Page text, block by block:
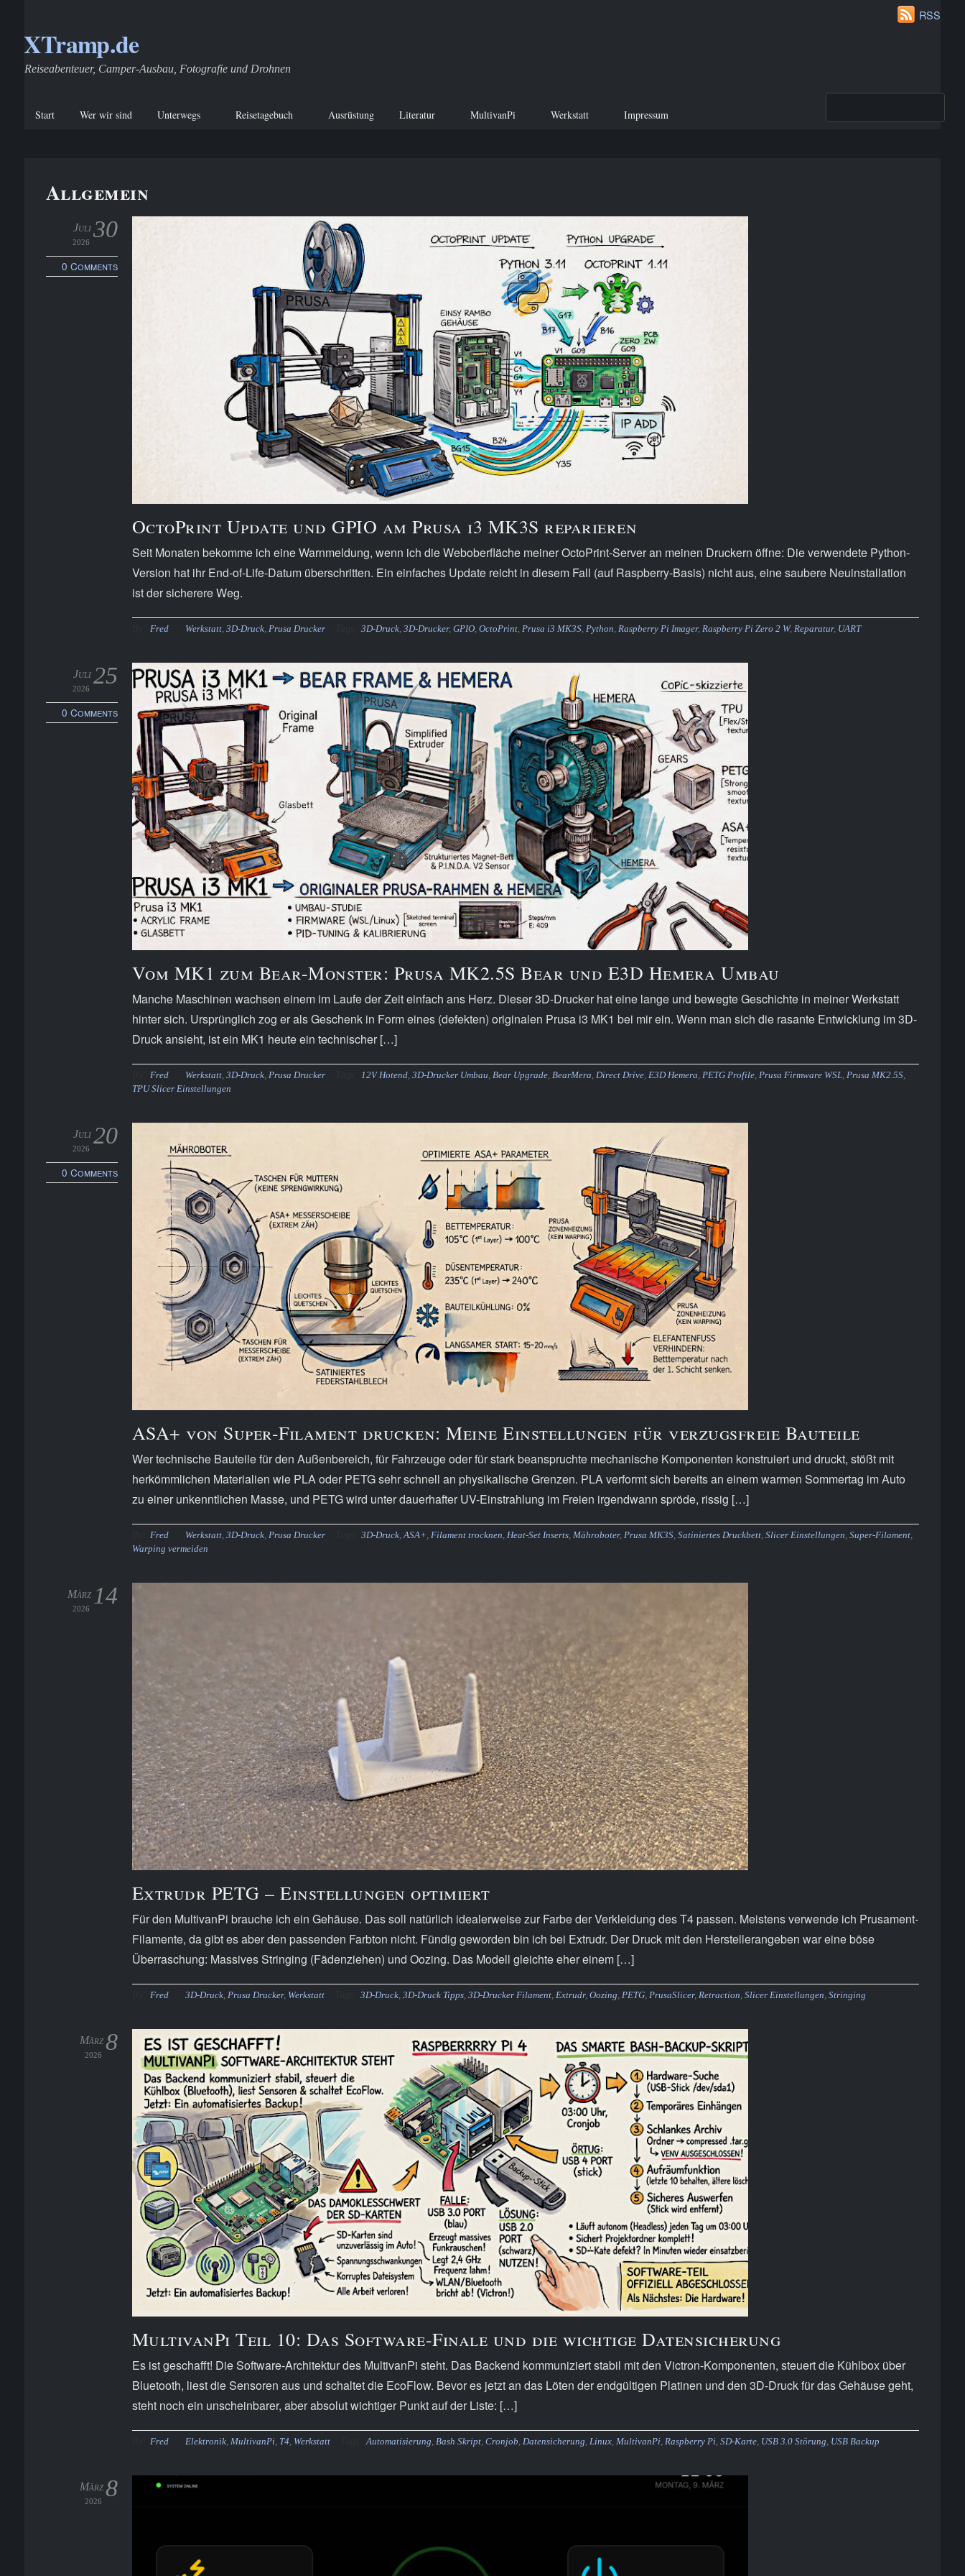
XTramp.de
Reiseabenteuer, Camper-Ausbau, Fotografie und Drohnen
Start Wer wir sind Unterwegs Reisetagebuch Ausrüstung Literatur MultivanPi Werkstatt Impressum
RSS
Allgemein
30
Juli
2026
0 Comments
OctoPrint Update und GPIO am Prusa i3 MK3S reparieren
Seit Monaten bekomme ich eine Warnmeldung, wenn ich die Weboberfläche meiner OctoPrint-Server an meinen Druckern öffne: Die verwendete Python-
Version hat ihr End-of-Life-Datum überschritten. Ein einfaches Update reicht in diesem Fall (auf Raspberry-Basis) nicht aus, eine saubere Neuinstallation
ist der sicherere Weg.
Fred Werkstatt,3D-Druck,Prusa Drucker 3D-Druck, 3D-Drucker, GPIO, OctoPrint, Prusa i3 MK3S, Python, Raspberry Pi Imager, Raspberry Pi Zero 2 W, Reparatur, UART
25
Juli
2026
0 Comments
Vom MK1 zum Bear-Monster: Prusa MK2.5S Bear und E3D Hemera Umbau
Manche Maschinen wachsen einem im Laufe der Zeit einfach ans Herz. Dieser 3D-Drucker hat eine lange und bewegte Geschichte in meiner Werkstatt
hinter sich. Ursprünglich zog er als Geschenk in Form eines (defekten) originalen Prusa i3 MK1 bei mir ein. Wenn man sich die rasante Entwicklung im 3D-
Druck ansieht, ist ein MK1 heute ein technischer […]
Fred Werkstatt,3D-Druck,Prusa Drucker 12V Hotend, 3D-Drucker Umbau, Bear Upgrade, BearMera, Direct Drive, E3D Hemera, PETG Profile, Prusa Firmware WSL, Prusa MK2.5S,
TPU Slicer Einstellungen
20
Juli
2026
0 Comments
ASA+ von Super-Filament drucken: Meine Einstellungen für verzugsfreie Bauteile
Wer technische Bauteile für den Außenbereich, für Fahrzeuge oder für stark beanspruchte mechanische Komponenten konstruiert und druckt, stößt mit
herkömmlichen Materialien wie PLA oder PETG sehr schnell an physikalische Grenzen. PLA verformt sich bereits an einem warmen Sommertag im Auto
zu einer unkenntlichen Masse, und PETG wird unter dauerhafter UV-Einstrahlung im Freien irgendwann spröde, rissig […]
Fred Werkstatt,3D-Druck,Prusa Drucker 3D-Druck,ASA+, Filament trocknen, Heat-Set Inserts, Mähroboter, Prusa MK3S, Satiniertes Druckbett, Slicer Einstellungen, Super-Filament,
Warping vermeiden
14
März
2026
Extrudr PETG – Einstellungen optimiert
Für den MultivanPi brauche ich ein Gehäuse. Das soll natürlich idealerweise zur Farbe der Verkleidung des T4 passen. Meistens verwende ich Prusament-
Filamente, da gibt es aber den passenden Farbton nicht. Fündig geworden bin ich bei Extrudr. Der Druck mit den Herstellerangeben war eine böse
Überraschung: Massives Stringing (Fädenziehen) und Oozing. Das Modell gleichte eher einem […]
Fred 3D-Druck,Prusa Drucker, Werkstatt 3D-Druck, 3D-Druck Tipps, 3D-Drucker Filament, Extrudr, Oozing, PETG, PrusaSlicer, Retraction, Slicer Einstellungen, Stringing
8
März
2026
MultivanPi Teil 10: Das Software-Finale und die wichtige Datensicherung
Es ist geschafft! Die Software-Architektur des MultivanPi steht. Das Backend kommuniziert stabil mit den Victron-Komponenten, steuert die Kühlbox über
Bluetooth, liest die Sensoren aus und schaltet die EcoFlow. Bevor es jetzt an das Löten der endgültigen Platinen und den 3D-Druck für das Gehäuse geht,
steht noch ein unscheinbarer, aber absolut wichtiger Punkt auf der Liste: […]
Fred Elektronik,MultivanPi, T4, Werkstatt Automatisierung, Bash Skript, Cronjob, Datensicherung, Linux, MultivanPi, Raspberry Pi, SD-Karte, USB 3.0 Störung, USB Backup
8
März
2026